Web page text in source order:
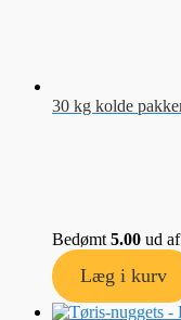
30 kg kolde
Bedømt 5.00 ud
Læg i kurv